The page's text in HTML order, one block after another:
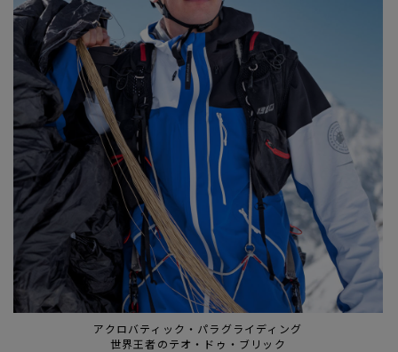
アクロバティック・パラグライディング
世界王者のテオ・ドゥ・ブリック